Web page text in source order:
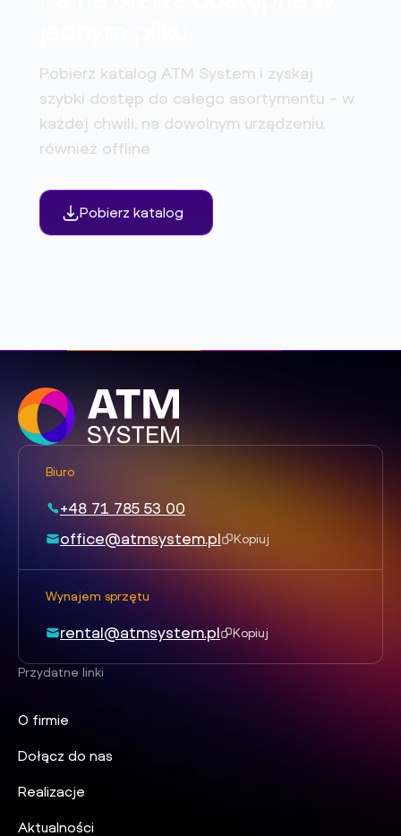
Pobierz katalog ATM System i zyskaj
szybki dostęp do całego asortymentu – w
każdej chwili, na dowolnym urządzeniu,
również offline
Pobierz katalog
Przydatne linki
O firmie
Dołącz do nas
Realizacje
Aktualności
Biuro
+48 71 785 53 00
office@atmsystem.pl
Kopiuj
Wynajem sprzętu
rental@atmsystem.pl Kopiuj